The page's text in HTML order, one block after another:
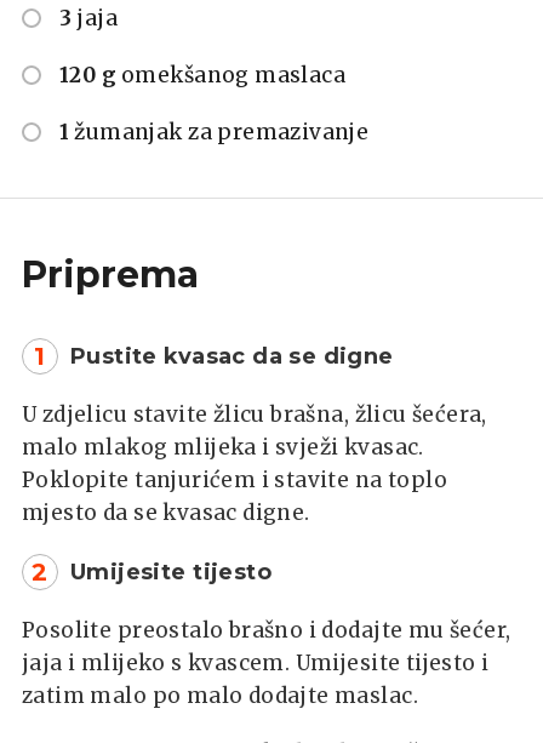
3 jaja
120 g omekšanog maslaca
1 žumanjak za premazivanje
Priprema
1 Pustite kvasac da se digne
U zdjelicu stavite žlicu brašna, žlicu šećera,
malo mlakog mlijeka i svježi kvasac.
Poklopite tanjurićem i stavite na toplo
mjesto da se kvasac digne.
2 Umijesite tijesto
Posolite preostalo brašno i dodajte mu šećer,
jaja i mlijeko s kvascem. Umijesite tijesto i
zatim malo po malo dodajte maslac.